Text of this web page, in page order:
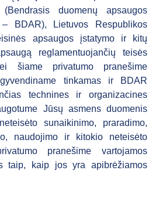
duomenų apsaugos
BDAR), Lietuvos Respublikos
apsaugos įstatymo ir kitų
reglamentuojančių teisės
šiame privatumo pranešime
tinkamas ir BDAR
technines ir organizacines
Jūsų asmens duomenis
sunaikinimo, praradimo,
naudojimo ir kitokio neteisėto
pranešime vartojamos
taip, kaip jos yra apibrėžiamos